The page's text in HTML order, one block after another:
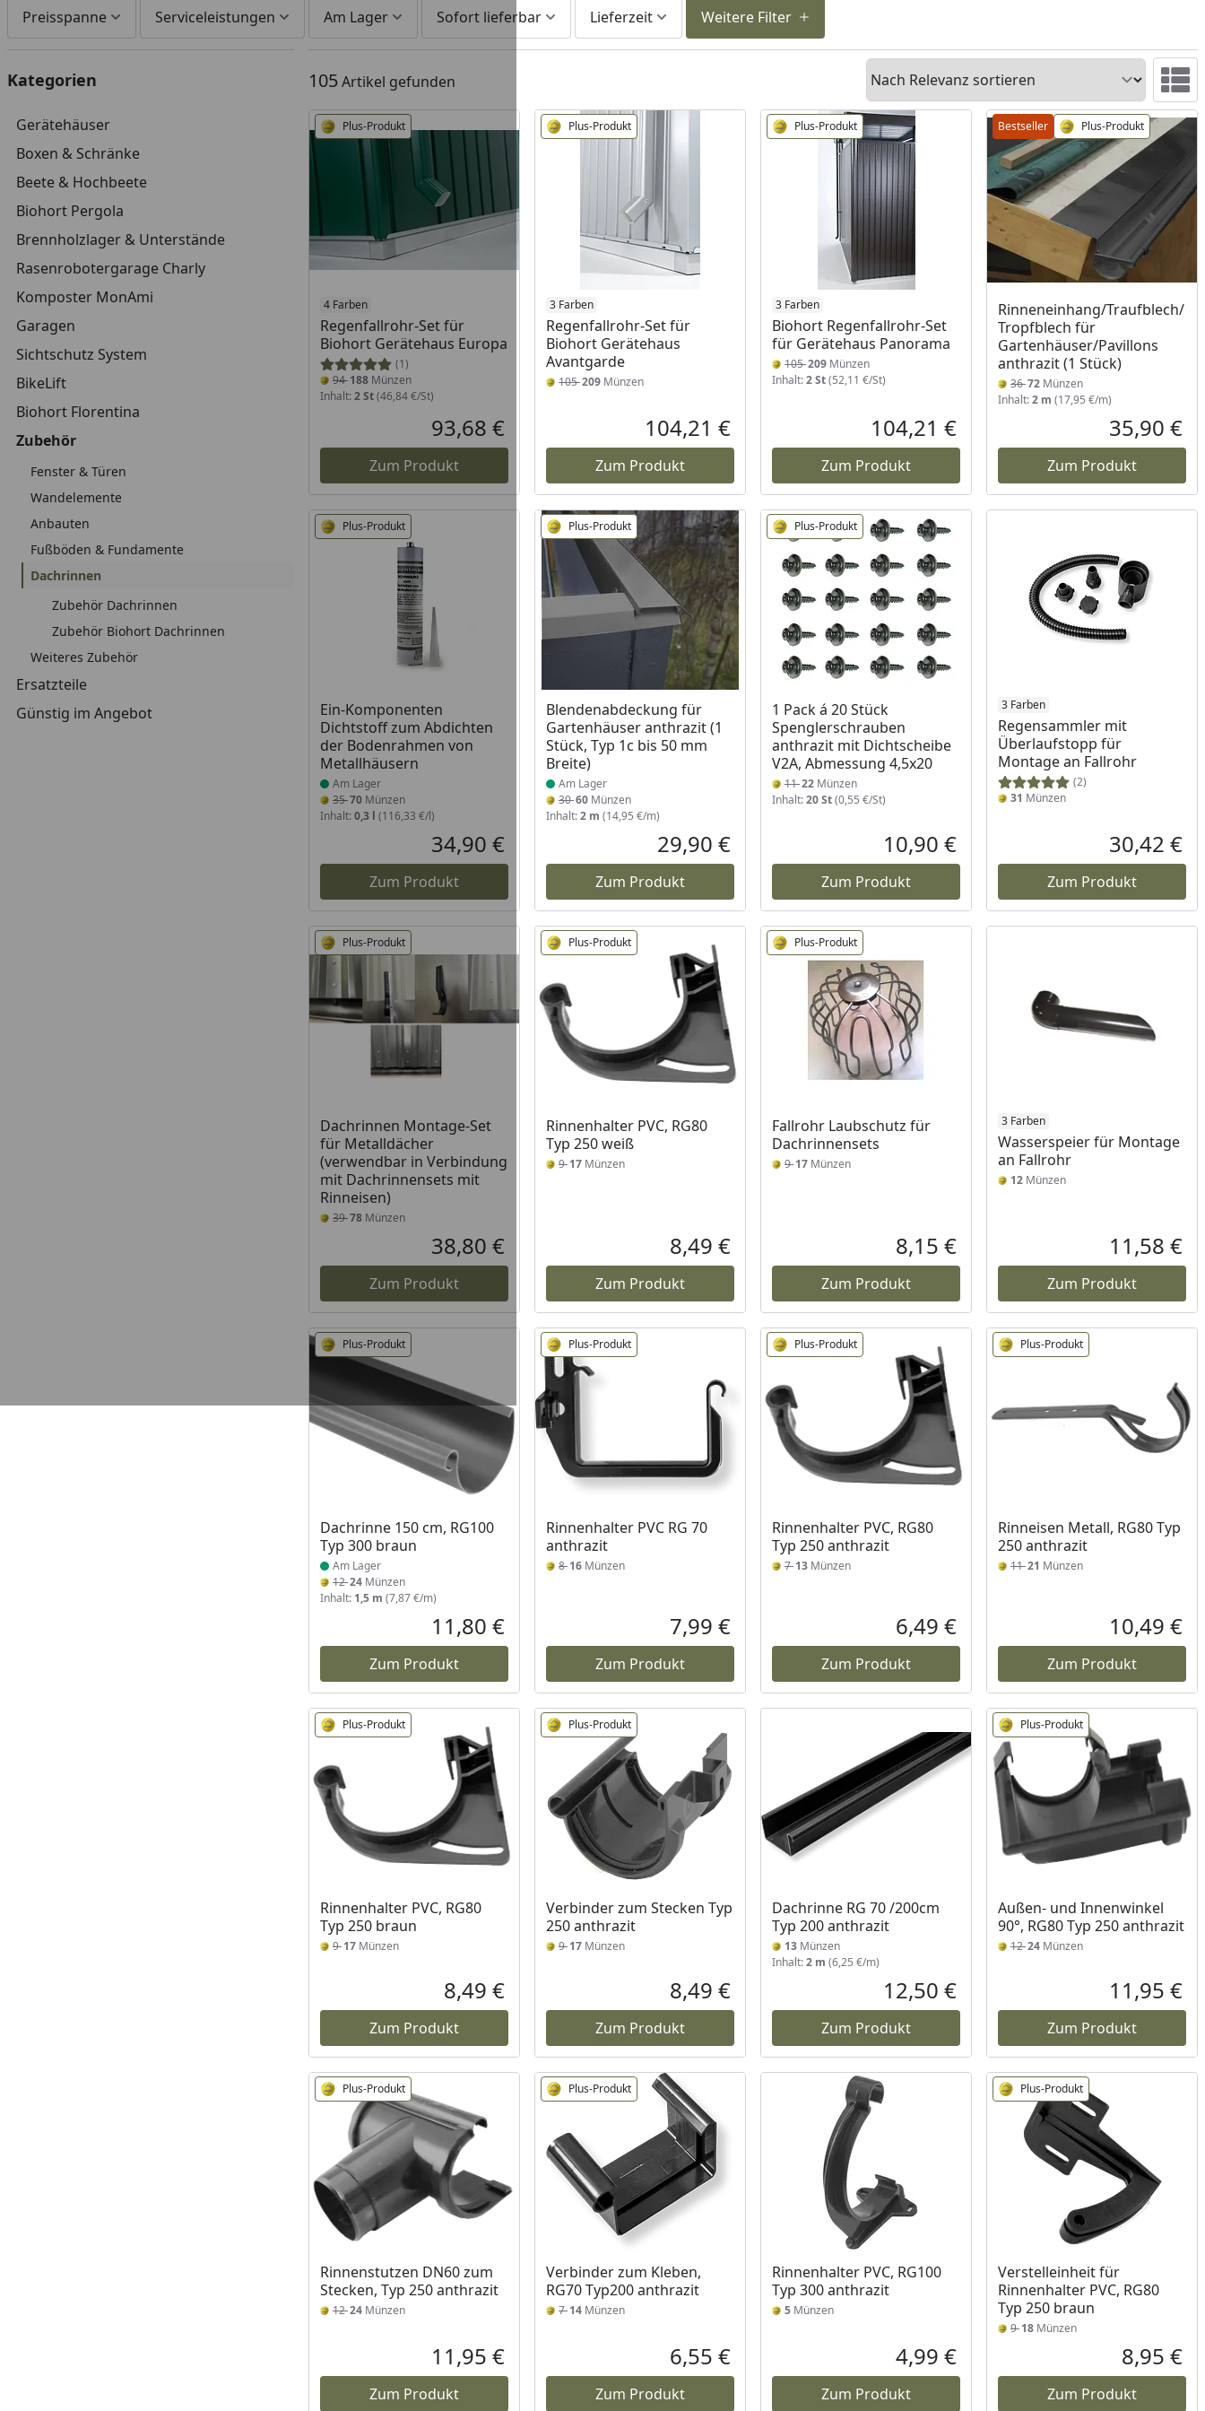
Preisspanne Serviceleistungen Am Lager Sofort lieferbar Lieferzeit Weitere Filter
Kategorien
Gerätehäuser
Boxen & Schränke
Beete & Hochbeete
Biohort Pergola
Brennholzlager & Unterstände
Rasenrobotergarage Charly
Komposter MonAmi
Garagen
Sichtschutz System
BikeLift
Biohort Florentina
Zubehör
Fenster & Türen
Wandelemente
Anbauten
Fußböden & Fundamente
Dachrinnen
Zubehör Dachrinnen
Zubehör Biohort Dachrinnen
Weiteres Zubehör
Ersatzteile
Günstig im Angebot
105Artikel gefunden
Sortieren
Plus-Produkt
4 Farben
Regenfallrohr-Set für
Biohort Gerätehaus Europa
(1)
94188 Münzen
Inhalt: 2 St(46,84 €/St)
Aktueller Preis
93,68 €
Zum Produkt
Plus-Produkt
3 Farben
Regenfallrohr-Set für
Biohort Gerätehaus
Avantgarde
105209 Münzen
Aktueller Preis
104,21 €
Zum Produkt
Plus-Produkt
3 Farben
Biohort Regenfallrohr-Set
für Gerätehaus Panorama
105209 Münzen
Inhalt:2 St(52,11 €/St)
Aktueller Preis
104,21 €
Zum Produkt
Bestseller Plus-Produkt
Rinneneinhang/Traufblech/
Tropfblech für
Gartenhäuser/Pavillons
anthrazit (1 Stück)
3672 Münzen
Inhalt:2 m (17,95 €/m)
35,90 €
Zum Produkt
Plus-Produkt
Ein-Komponenten
Dichtstoff zum Abdichten
der Bodenrahmen von
Metallhäusern
Produkt am Lager
Am Lager
3570 Münzen
Inhalt: 0,3 l (116,33 €/l)
Aktueller Preis
34,90 €
Zum Produkt
Plus-Produkt
Blendenabdeckung für
Gartenhäuser anthrazit (1
Stück, Typ 1c bis 50 mm
Breite)
Produkt am Lager
Am Lager
3060 Münzen
Inhalt:2 m (14,95 €/m)
Aktueller Preis
29,90 €
Zum Produkt
Plus-Produkt
1 Pack á 20 Stück
Spenglerschrauben
anthrazit mit Dichtscheibe
V2A, Abmessung 4,5x20
1122 Münzen
Inhalt:20 St(0,55 €/St)
Aktueller Preis
10,90 €
Zum Produkt
3 Farben
Regensammler mit
Überlaufstopp für
Montage an Fallrohr
(2)
31 Münzen
30,42 €
Zum Produkt
Plus-Produkt
Dachrinnen Montage-Set
für Metalldächer
(verwendbar in Verbindung
mit Dachrinnensets mit
Rinneisen)
3978 Münzen
Aktueller Preis
38,80 €
Zum Produkt
Plus-Produkt
Rinnenhalter PVC, RG80
Typ 250 weiß
917 Münzen
Aktueller Preis
8,49 €
Zum Produkt
Plus-Produkt
Fallrohr Laubschutz für
Dachrinnensets
917 Münzen
Aktueller Preis
8,15 €
Zum Produkt
3 Farben
Wasserspeier für Montage
an Fallrohr
12 Münzen
11,58 €
Zum Produkt
Plus-Produkt
Dachrinne 150 cm, RG100
Typ 300 braun
Produkt am Lager
Am Lager
1224 Münzen
Inhalt: 1,5 m (7,87 €/m)
Aktueller Preis
11,80 €
Zum Produkt
Plus-Produkt
Rinnenhalter PVC RG 70
anthrazit
816 Münzen
Aktueller Preis
7,99 €
Zum Produkt
Plus-Produkt
Rinnenhalter PVC, RG80
Typ 250 anthrazit
713 Münzen
Aktueller Preis
6,49 €
Zum Produkt
Plus-Produkt
Rinneisen Metall, RG80 Typ
250 anthrazit
1121 Münzen
10,49 €
Zum Produkt
Plus-Produkt
Rinnenhalter PVC, RG80
Typ 250 braun
917 Münzen
Aktueller Preis
8,49 €
Zum Produkt
Plus-Produkt
Verbinder zum Stecken Typ
250 anthrazit
917 Münzen
Aktueller Preis
8,49 €
Zum Produkt
Dachrinne RG 70 /200cm
Typ 200 anthrazit
13 Münzen
Inhalt:2 m (6,25 €/m)
Aktueller Preis
12,50 €
Zum Produkt
Plus-Produkt
Außen- und Innenwinkel
90°, RG80 Typ 250 anthrazit
1224 Münzen
11,95 €
Zum Produkt
Plus-Produkt
Rinnenstutzen DN60 zum
Stecken, Typ 250 anthrazit
1224 Münzen
Aktueller Preis
11,95 €
Zum Produkt
Plus-Produkt
Verbinder zum Kleben,
RG70 Typ200 anthrazit
714 Münzen
Aktueller Preis
6,55 €
Zum Produkt
Rinnenhalter PVC, RG100
Typ 300 anthrazit
5 Münzen
Aktueller Preis
4,99 €
Zum Produkt
Plus-Produkt
Verstelleinheit für
Rinnenhalter PVC, RG80
Typ 250 braun
918 Münzen
8,95 €
Zum Produkt